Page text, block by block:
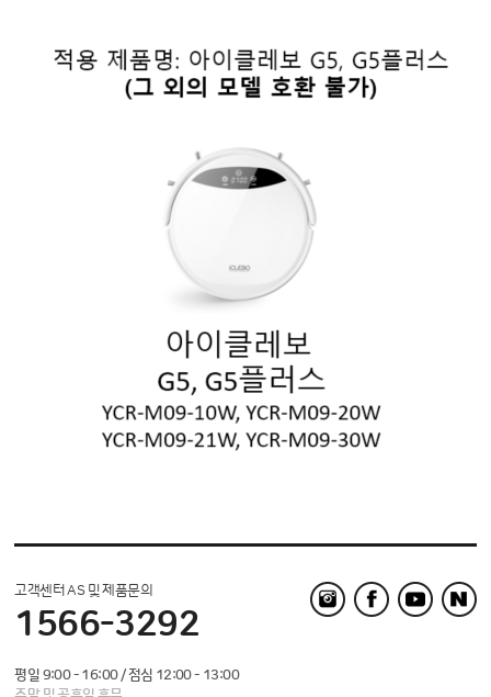
고객센터 AS 및 제품문의
1566-3292
평일 9:00 - 16:00 / 점심 12:00 - 13:00